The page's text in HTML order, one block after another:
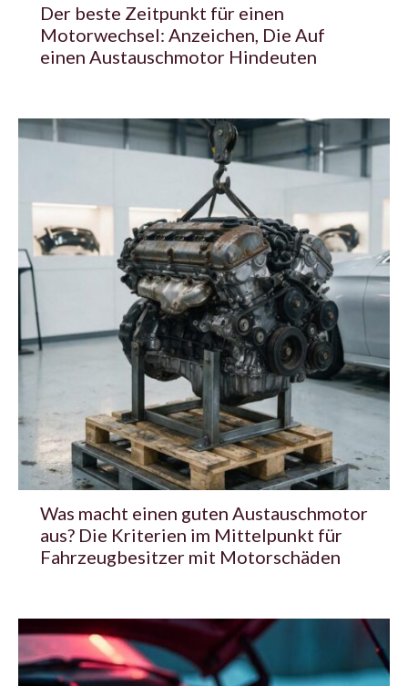
Der beste Zeitpunkt für einen
Motorwechsel: Anzeichen, Die Auf
einen Austauschmotor Hindeuten
Was macht einen guten Austauschmotor
aus? Die Kriterien im Mittelpunkt für
Fahrzeugbesitzer mit Motorschäden